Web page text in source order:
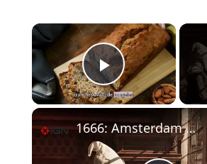
×
Play Video
1666: Amsterdam - Official Devlog #2: The Art Video